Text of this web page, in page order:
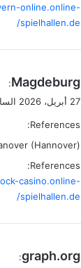
online.online-
spielhallen.de/
ي
ل
Magdeburg
:
27 أبريل، 2026 الساعة 12:37 ص
References:
(Hannover)
References:
casino.online-
spielhallen.de/
يgraph.org
: